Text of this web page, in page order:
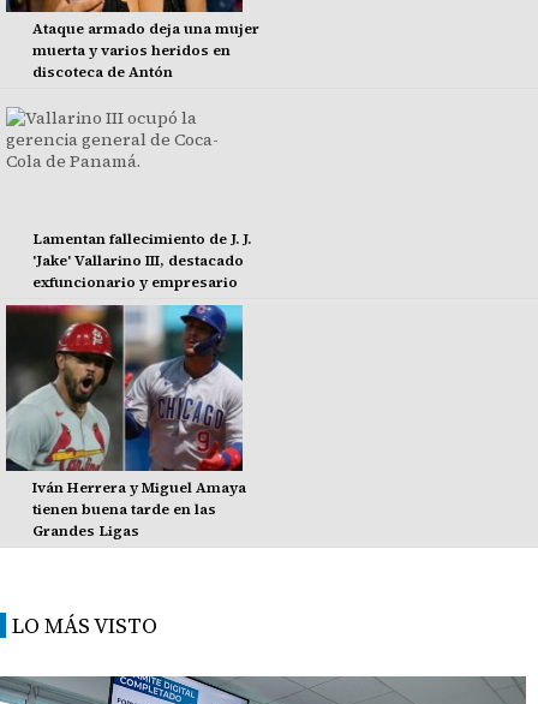
Ataque armado deja una mujer
muerta y varios heridos en
discoteca de Antón
Lamentan fallecimiento de J. J.
'Jake' Vallarino III, destacado
exfuncionario y empresario
Iván Herrera y Miguel Amaya
tienen buena tarde en las
Grandes Ligas
LO MÁS VISTO